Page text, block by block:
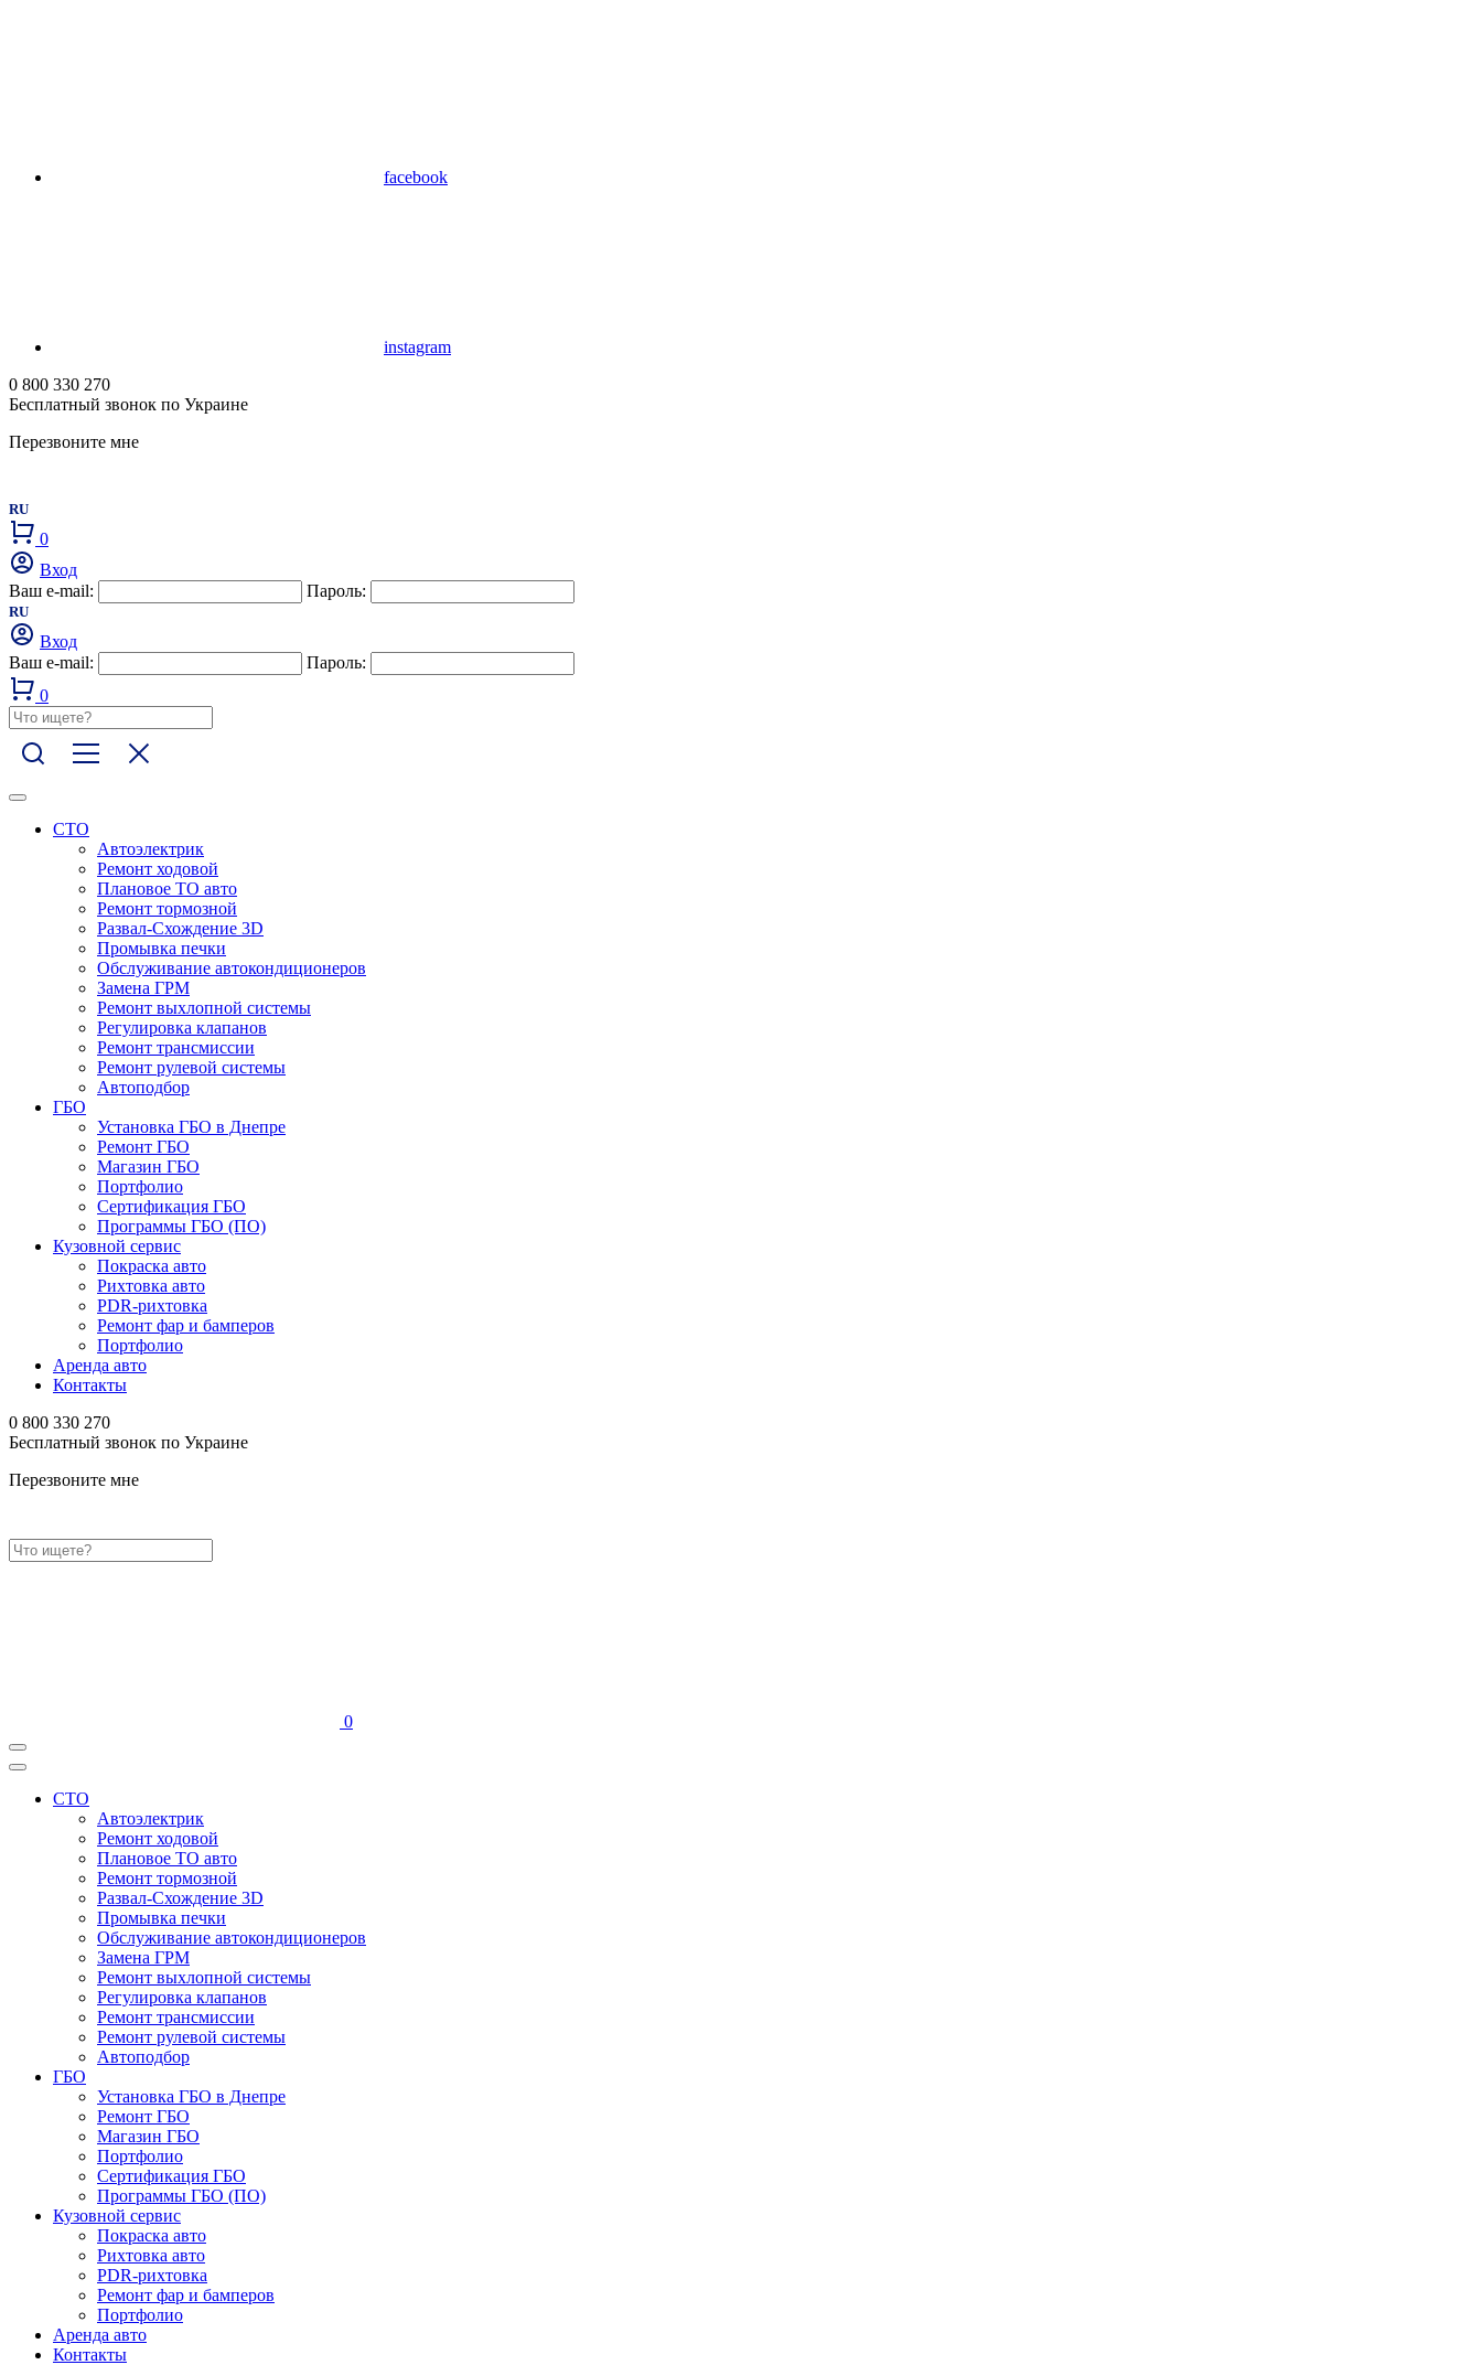
facebook
instagram
0 800 330 270
Бесплатный звонок по Украине
Перезвоните мне
RU
0
Вход
Ваш e-mail:
Пароль:
RU
Вход
Ваш e-mail:
Пароль:
0
СТО
Автоэлектрик
Ремонт ходовой
Плановое ТО авто
Ремонт тормозной
Развал-Схождение 3D
Промывка печки
Обслуживание автокондиционеров
Замена ГРМ
Ремонт выхлопной системы
Регулировка клапанов
Ремонт трансмиссии
Ремонт рулевой системы
Автоподбор
ГБО
Установка ГБО в Днепре
Ремонт ГБО
Магазин ГБО
Портфолио
Сертификация ГБО
Программы ГБО (ПО)
Кузовной сервис
Покраска авто
Рихтовка авто
PDR-рихтовка
Ремонт фар и бамперов
Портфолио
Аренда авто
Контакты
0 800 330 270
Бесплатный звонок по Украине
Перезвоните мне
0
СТО
Автоэлектрик
Ремонт ходовой
Плановое ТО авто
Ремонт тормозной
Развал-Схождение 3D
Промывка печки
Обслуживание автокондиционеров
Замена ГРМ
Ремонт выхлопной системы
Регулировка клапанов
Ремонт трансмиссии
Ремонт рулевой системы
Автоподбор
ГБО
Установка ГБО в Днепре
Ремонт ГБО
Магазин ГБО
Портфолио
Сертификация ГБО
Программы ГБО (ПО)
Кузовной сервис
Покраска авто
Рихтовка авто
PDR-рихтовка
Ремонт фар и бамперов
Портфолио
Аренда авто
Контакты